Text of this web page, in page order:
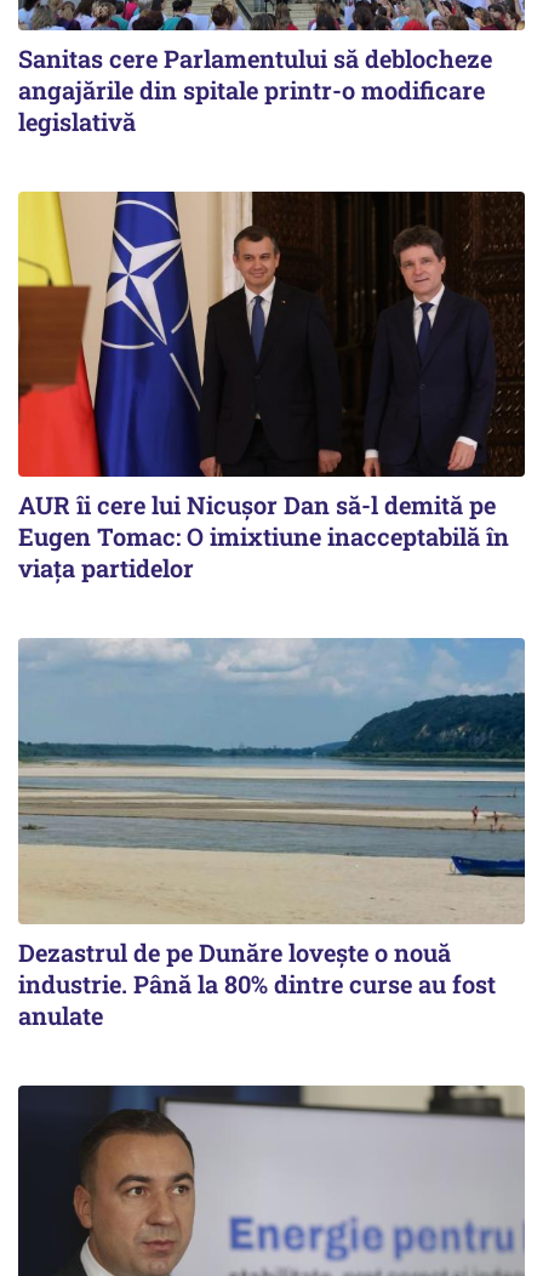
Sanitas cere Parlamentului să deblocheze
angajările din spitale printr-o modificare
legislativă
AUR îi cere lui Nicușor Dan să-l demită pe
Eugen Tomac: O imixtiune inacceptabilă în
viața partidelor
Dezastrul de pe Dunăre lovește o nouă
industrie. Până la 80% dintre curse au fost
anulate